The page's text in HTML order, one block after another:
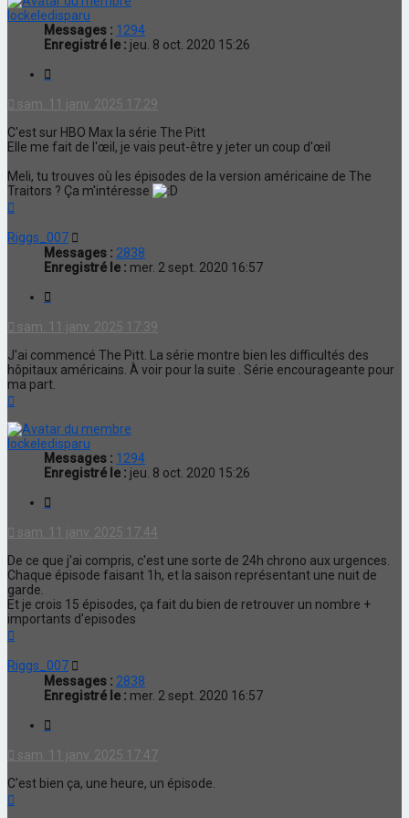
lockeledisparu
Messages : 1294
Enregistré le : jeu. 8 oct. 2020 15:26
sam. 11 janv. 2025 17:29
C'est sur HBO Max la série The Pitt
Elle me fait de l'œil, je vais peut-être y jeter un coup d'œil
Meli, tu trouves où les épisodes de la version américaine de The
Traitors ? Ça m'intéresse
Riggs_007
Messages : 2838
Enregistré le : mer. 2 sept. 2020 16:57
sam. 11 janv. 2025 17:39
J'ai commencé The Pitt. La série montre bien les difficultés des
hôpitaux américains. À voir pour la suite . Série encourageante pour
ma part.
lockeledisparu
Messages : 1294
Enregistré le : jeu. 8 oct. 2020 15:26
sam. 11 janv. 2025 17:44
De ce que j'ai compris, c'est une sorte de 24h chrono aux urgences.
Chaque épisode faisant 1h, et la saison représentant une nuit de
garde.
Et je crois 15 épisodes, ça fait du bien de retrouver un nombre +
importants d'episodes
Riggs_007
Messages : 2838
Enregistré le : mer. 2 sept. 2020 16:57
sam. 11 janv. 2025 17:47
C'est bien ça, une heure, un épisode.